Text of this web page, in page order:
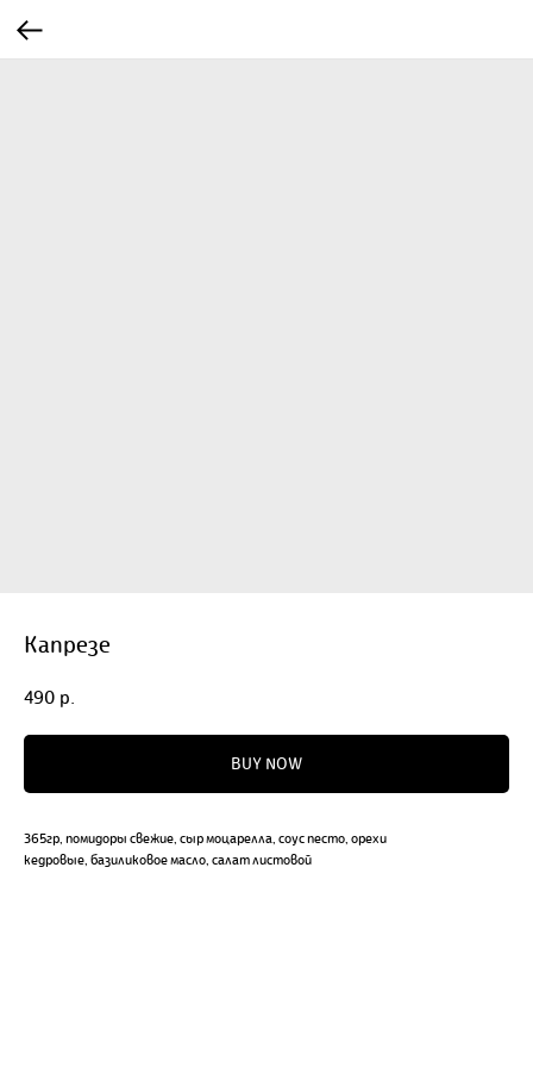
Капрезе
490 р.
BUY NOW
365гр, помидоры свежие, сыр моцарелла, соус песто, орехи
кедровые, базиликовое масло, салат листовой